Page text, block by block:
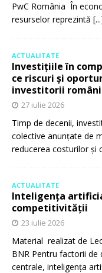
PwC România În
resurselor reprezintă
ACTUALITATE
Investițiile în
ce riscuri și
investitorii români
27 iulie 2026
Timp de decenii,
colective anunțate de
reducerea costurilor și
ACTUALITATE
Inteligența
competitivității
23 iulie 2026
Material realizat de
BNR Pentru factorii de
centrale, inteligența